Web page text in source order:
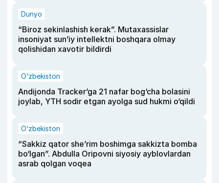
Dunyo
“Biroz sekinlashish kerak”. Mutaxassislar
insoniyat sun’iy intellektni boshqara olmay
qolishidan xavotir bildirdi
O‘zbekiston
Andijonda Tracker’ga 21 nafar bog‘cha bolasini
joylab, YTH sodir etgan ayolga sud hukmi o‘qildi
O‘zbekiston
“Sakkiz qator she’rim boshimga sakkizta bomba
bo‘lgan”. Abdulla Oripovni siyosiy ayblovlardan
asrab qolgan voqea